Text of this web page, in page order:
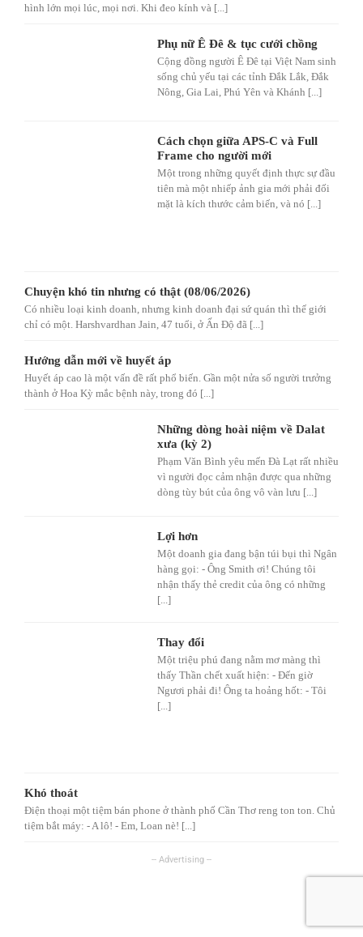
hình lớn mọi lúc, mọi nơi. Khi đeo kính và [...]
Phụ nữ Ê Đê & tục cưới chồng
Cộng đồng người Ê Đê tại Việt Nam sinh
sống chủ yếu tại các tỉnh Đắk Lắk, Đắk
Nông, Gia Lai, Phú Yên và Khánh [...]
Cách chọn giữa APS-C và Full
Frame cho người mới
Một trong những quyết định thực sự đầu
tiên mà một nhiếp ảnh gia mới phải đối
mặt là kích thước cảm biến, và nó [...]
Chuyện khó tin nhưng có thật (08/06/2026)
Có nhiều loại kinh doanh, nhưng kinh doanh đại sứ quán thì thế giới
chỉ có một. Harshvardhan Jain, 47 tuổi, ở Ấn Độ đã [...]
Hướng dẫn mới về huyết áp
Huyết áp cao là một vấn đề rất phổ biến. Gần một nửa số người trưởng
thành ở Hoa Kỳ mắc bệnh này, trong đó [...]
Những dòng hoài niệm về Dalat
xưa (kỳ 2)
Phạm Văn Bình yêu mến Đà Lạt rất nhiều
vì người đọc cảm nhận được qua những
dòng tùy bút của ông vô vàn lưu [...]
Lợi hơn
Một doanh gia đang bận túi bụi thì Ngân
hàng gọi: - Ông Smith ơi! Chúng tôi
nhận thấy thẻ credit của ông có những
[...]
Thay đổi
Một triệu phú đang nằm mơ màng thì
thấy Thần chết xuất hiện: - Đến giờ
Ngươi phải đi! Ông ta hoảng hốt: - Tôi
[...]
Khó thoát
Điện thoại một tiệm bán phone ở thành phố Cần Thơ reng ton ton. Chủ
tiệm bắt máy: - A lô! - Em, Loan nè! [...]